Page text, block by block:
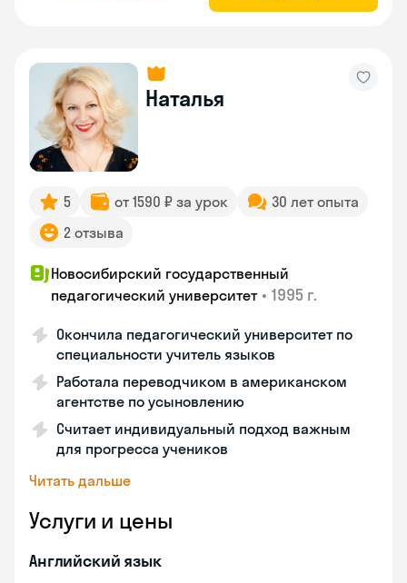
Наталья
5 от 1590 ₽ за урок
30 лет опыта
2 отзыва
Новосибирский государственный
педагогический университет • 1995 г.
Окончила педагогический университет по
специальности учитель языков
Работала переводчиком в американском
агентстве по усыновлению
Считает индивидуальный подход важным
для прогресса учеников
Читать дальше
Услуги и цены
Английский язык